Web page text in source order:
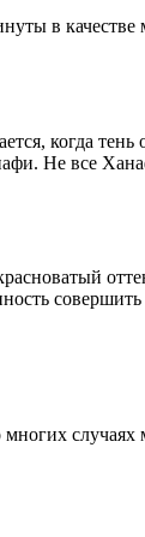
в качестве
когда
Не все